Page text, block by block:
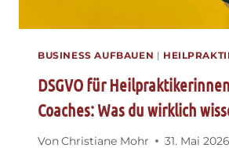
BUSINESS AUFBAUEN |
DSGVO für
Coaches: Was du wirklich
VonChristiane Mohr 31. Mai 2026